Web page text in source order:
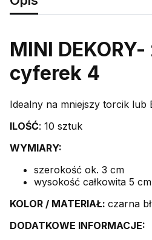
MINI
cyferek 4
Idealny na mniejszy torcik lub
ILOŚĆ: 10 sztuk
WYMIARY:
szerokość ok. 3 cm
wysokość całkowita 5 cm
KOLOR / MATERIAŁ: czarna
DODATKOWE INFORMACJE: